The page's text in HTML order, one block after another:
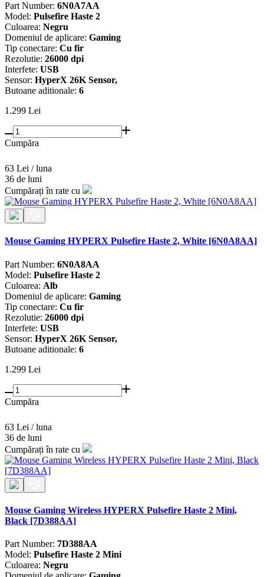
Part Number: 6N0A7AA
Model: Pulsefire Haste 2
Culoarea: Negru
Domeniul de aplicare: Gaming
Tip conectare: Cu fir
Rezolutie: 26000 dpi
Interfete: USB
Sensor: HyperX 26K Sensor,
Butoane aditionale: 6
1.299 Lei
Cumpăra
63 Lei / luna
36 de luni
Cumpărați în rate cu
Mouse Gaming HYPERX Pulsefire Haste 2, White [6N0A8AA]
Part Number: 6N0A8AA
Model: Pulsefire Haste 2
Culoarea: Alb
Domeniul de aplicare: Gaming
Tip conectare: Cu fir
Rezolutie: 26000 dpi
Interfete: USB
Sensor: HyperX 26K Sensor,
Butoane aditionale: 6
1.299 Lei
Cumpăra
63 Lei / luna
36 de luni
Cumpărați în rate cu
Mouse Gaming Wireless HYPERX Pulsefire Haste 2 Mini,
Black [7D388AA]
Part Number: 7D388AA
Model: Pulsefire Haste 2 Mini
Culoarea: Negru